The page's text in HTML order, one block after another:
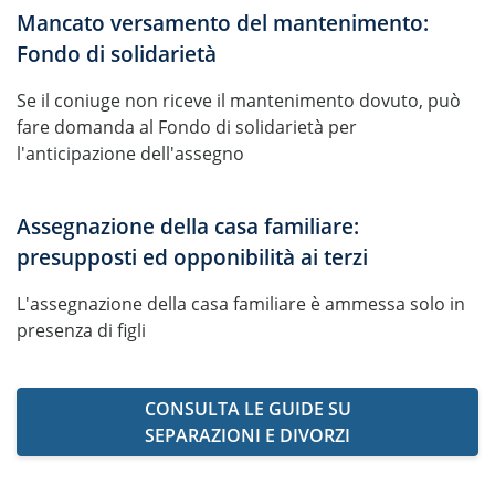
Mancato versamento del mantenimento:
Fondo di solidarietà
Se il coniuge non riceve il mantenimento dovuto, può
fare domanda al Fondo di solidarietà per
l'anticipazione dell'assegno
Assegnazione della casa familiare:
presupposti ed opponibilità ai terzi
L'assegnazione della casa familiare è ammessa solo in
presenza di figli
CONSULTA LE GUIDE SU
SEPARAZIONI E DIVORZI